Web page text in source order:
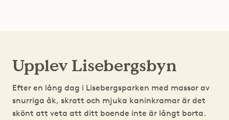
Upplev Lisebergsbyn
Efter en lång dag i Lisebergsparken med massor av
snurriga åk, skratt och mjuka kaninkramar är det
skönt att veta att ditt boende inte är långt borta.